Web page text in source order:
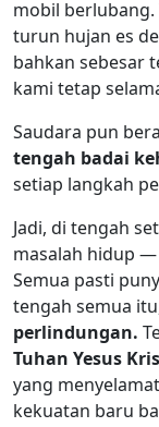
mobil berlubang.
turun hujan es
bahkan sebesar
kami tetap
Saudara pun
tengah badai
setiap langkah
Jadi, di tengah
masalah hidup —
Semua pasti
tengah semua
perlindungan.
Tuhan Yesus
yang
kekuatan baru